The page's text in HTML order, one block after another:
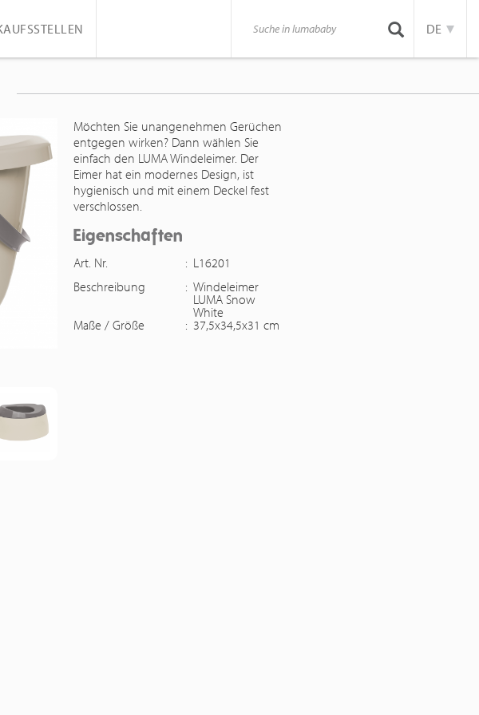
DE
Möchten Sie unangenehmen Gerüchen
entgegen wirken? Dann wählen Sie
einfach den LUMA Windeleimer. Der
Eimer hat ein modernes Design, ist
hygienisch und mit einem Deckel fest
verschlossen.
Eigenschaften
Art. Nr. : L16201
Beschreibung
: Windeleimer
LUMA Snow
White
Maße / Größe
: 37,5x34,5x31 cm